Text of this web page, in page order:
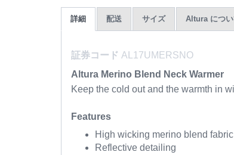
詳細 配送 サイズ Altura につい
証券コード AL17UMERSNO
Altura Merino Blend Neck Warmer
Keep the cold out and the warmth in
Features
High wicking merino blend fabric
Reflective detailing